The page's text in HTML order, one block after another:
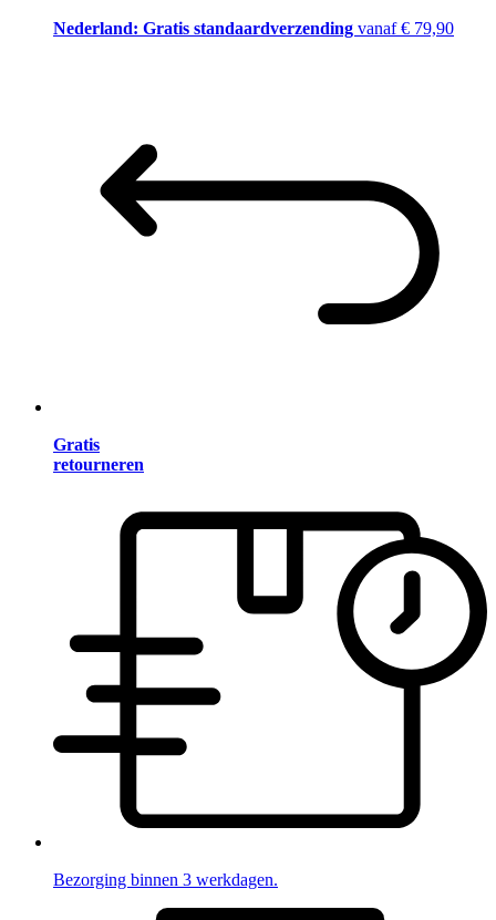
Nederland: Gratis standaardverzending vanaf € 79,90
Gratis
retourneren
Bezorging binnen 3 werkdagen.